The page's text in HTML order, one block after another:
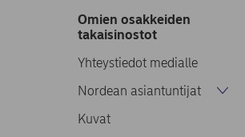
Omien osakkeiden
takaisinostot
Yhteystiedot medialle
Nordean asiantuntijat
Kuvat